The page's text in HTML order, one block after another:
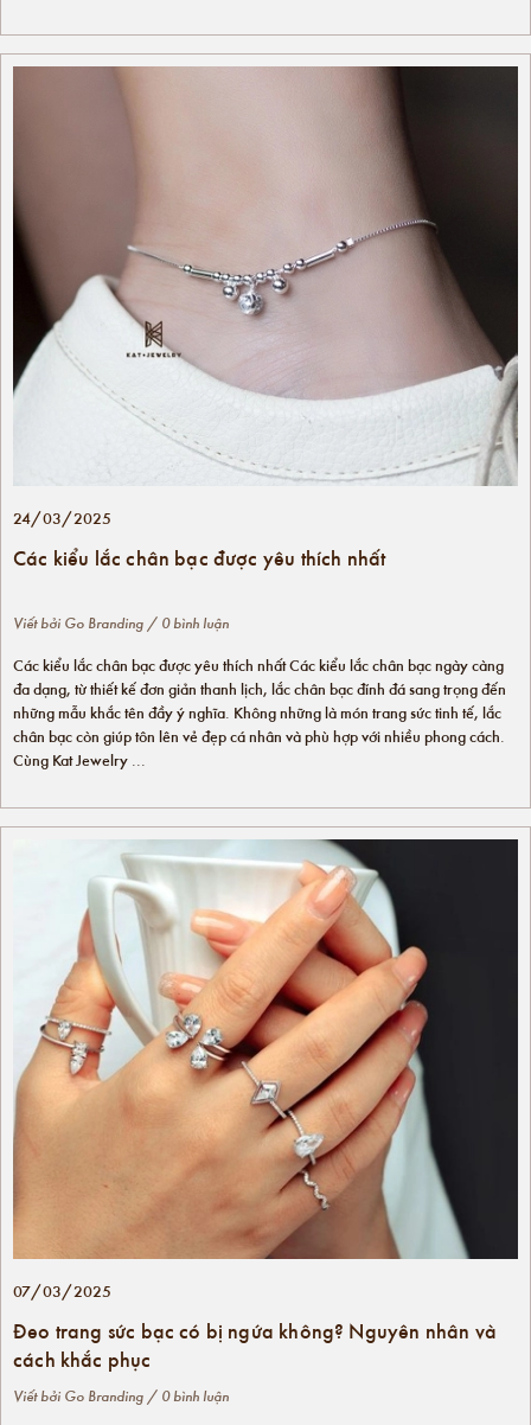
24/03/2025
Các kiểu lắc chân bạc được yêu thích nhất
Viết bởi Go Branding / 0 bình luận
Các kiểu lắc chân bạc được yêu thích nhất Các kiểu lắc chân bạc ngày càng
đa dạng, từ thiết kế đơn giản thanh lịch, lắc chân bạc đính đá sang trọng đến
những mẫu khắc tên đầy ý nghĩa. Không những là món trang sức tinh tế, lắc
chân bạc còn giúp tôn lên vẻ đẹp cá nhân và phù hợp với nhiều phong cách.
Cùng Kat Jewelry ...
07/03/2025
Đeo trang sức bạc có bị ngứa không? Nguyên nhân và
cách khắc phục
Viết bởi Go Branding / 0 bình luận